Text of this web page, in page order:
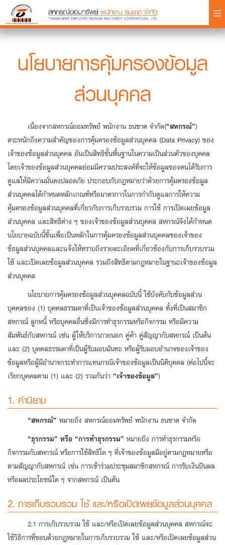
ลง
×
นโยบายการคุ้มครองข้อมูล
ส่วนบุคคล
เนื่องจากสหกรณ์ออมทรัพย์ พนักงาน ธนชาต จำกัด(“สหกรณ์”)
ตระหนักถึงความสำคัญของการคุ้มครองข้อมูลส่วนบุคคล (Data Privacy) ของ
เจ้าของข้อมูลส่วนบุคคล อันเป็นสิทธิขั้นพื้นฐานในความเป็นส่วนตัวของบุคคล
โดยเจ้าของข้อมูลส่วนบุคคลย่อมมีความประสงค์ที่จะให้ข้อมูลของตนได้รับการ
ดูแลให้มีความมั่นคงปลอดภัย ประกอบกับกฎหมายว่าด้วยการคุ้มครองข้อมูล
ส่วนบุคคลได้กำหนดหลักเกณฑ์หรือมาตรการในการกำกับดูแลการให้ความ
คุ้มครองข้อมูลส่วนบุคคลที่เกี่ยวกับการเก็บรวบรวม การใช้ การเปิดเผยข้อมูล
ส่วนบุคคล และสิทธิต่าง ๆ ของเจ้าของข้อมูลส่วนบุคคล สหกรณ์จึงได้กำหนด
นโยบายฉบับนี้ขึ้นเพื่อเป็นหลักในการคุ้มครองข้อมูลส่วนบุคคลของเจ้าของ
ข้อมูลส่วนบุคคลและแจ้งให้ทราบถึงรายละเอียดที่เกี่ยวข้องกับการเก็บรวบรวม
ใช้ และเปิดเผยข้อมูลส่วนบุคคล รวมถึงสิทธิตามกฎหมายในฐานะเจ้าของข้อมูล
ส่วนบุคคล
นโยบายการคุ้มครองข้อมูลส่วนบุคคลฉบับนี้ ใช้บังคับกับข้อมูลส่วน
บุคคลของ (1) บุคคลธรรมดาที่เป็นเจ้าของข้อมูลส่วนบุคคล ทั้งที่เป็นสมาชิก
สหกรณ์ ลูกหนี้ หรือบุคคลอื่นซึ่งมีการทำธุรกรรมหรือกิจกรรม หรือมีความ
สัมพันธ์กับสหกรณ์ เช่น ผู้ให้บริการภายนอก คู่ค้า คู่สัญญากับสหกรณ์ เป็นต้น
และ (2) บุคคลธรรมดาที่เป็นผู้รับมอบฉันทะ หรือผู้รับมอบอำนาจของเจ้าของ
ข้อมูลหรือผู้มีอำนาจกระทำการแทนกรณีเจ้าของข้อมูลเป็นนิติบุคคล (ต่อไปนี้จะ
เรียกบุคคลตาม (1) และ (2) รวมกันว่า “เจ้าของข้อมูล”)
1. คำนิยาม
“สหกรณ์” หมายถึง สหกรณ์ออมทรัพย์ พนักงาน ธนชาต จำกัด
“ธุรกรรม” หรือ “การทำธุรกรรม” หมายถึง การทำธุรกรรมหรือ
กิจกรรมกับสหกรณ์ หรือการใช้สิทธิใด ๆ ที่เจ้าของข้อมูลมีอยู่ตามกฎหมายหรือ
ตามสัญญากับสหกรณ์ เช่น การเข้าร่วมประชุมสมาชิกสหกรณ์ การรับเงินปันผล
หรือผลประโยชน์ใด ๆ จากสหกรณ์ เป็นต้น
2. การเก็บรวบรวม ใช้ และ/หรือเปิดเผยข้อมูลส่วนบุคคล
2.1 การเก็บรวบรวม ใช้ และ/หรือเปิดเผยข้อมูลส่วนบุคคล สหกรณ์จะ
ใช้วิธีการที่ชอบด้วยกฎหมายในการเก็บรวบรวม ใช้ และ/หรือเปิดเผยข้อมูลส่วน